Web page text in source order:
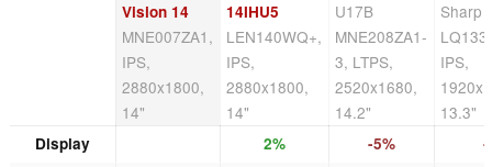
Vision 14
MNE007ZA1,
IPS,
2880x1800,
14"
14IHU5
LEN140WQ+,
IPS,
2880x1800,
14"
U17B
MNE208ZA1-
3, LTPS,
2520x1680,
14.2"
Sharp
IPS,
13.3"
Display 2% -5% -